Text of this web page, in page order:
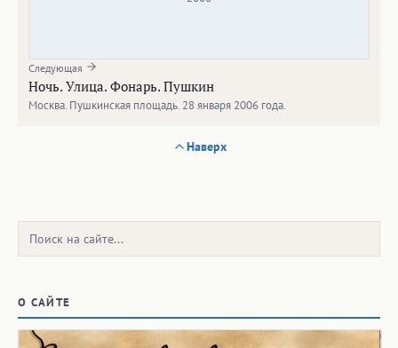
Следующая
Ночь. Улица. Фонарь. Пушкин
Москва. Пушкинская площадь. 28 января 2006 года.
Наверх
Поиск:
О САЙТЕ